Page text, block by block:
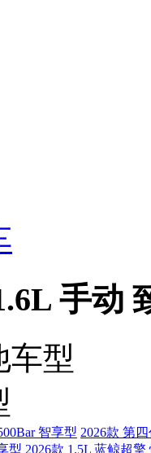
手动
车型
智享型 2026款 第
型 2026款 1.5L 蓝鲸超擎